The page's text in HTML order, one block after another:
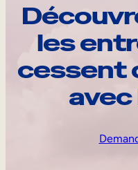
les
cessent